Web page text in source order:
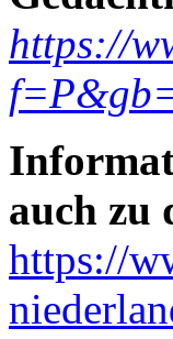
https://
auch zu
https://